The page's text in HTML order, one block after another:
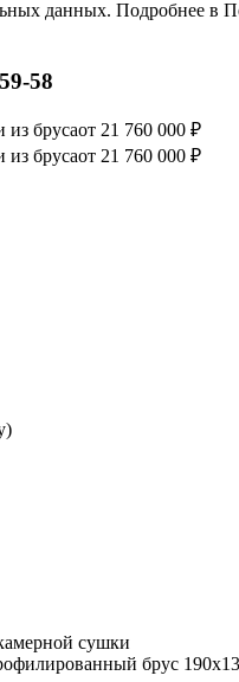
данных. Подробнее в
58
из брусаот 21 760 000 ₽
из брусаот 21 760 000 ₽
сушки
брус